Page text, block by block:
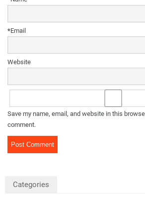
Email
*
Website
Save my name, email, and website in this
comment.
Categories